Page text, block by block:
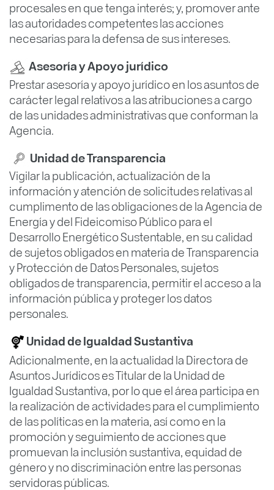
procesales en que tenga interés; y, promover ante
las autoridades competentes las acciones
necesarias para la defensa de sus intereses.
Asesoría y Apoyo jurídico
Prestar asesoría y apoyo jurídico en los asuntos de
carácter legal relativos a las atribuciones a cargo
de las unidades administrativas que conforman la
Agencia.
Unidad de Transparencia
Vigilar la publicación, actualización de la
información y atención de solicitudes relativas al
cumplimento de las obligaciones de la Agencia de
Energía y del Fideicomiso Público para el
Desarrollo Energético Sustentable, en su calidad
de sujetos obligados en materia de Transparencia
y Protección de Datos Personales, sujetos
obligados de transparencia, permitir el acceso a la
información pública y proteger los datos
personales.
Unidad de Igualdad Sustantiva
Adicionalmente, en la actualidad la Directora de
Asuntos Jurídicos es Titular de la Unidad de
Igualdad Sustantiva, por lo que el área participa en
la realización de actividades para el cumplimiento
de las políticas en la materia, así como en la
promoción y seguimiento de acciones que
promuevan la inclusión sustantiva, equidad de
género y no discriminación entre las personas
servidoras públicas.